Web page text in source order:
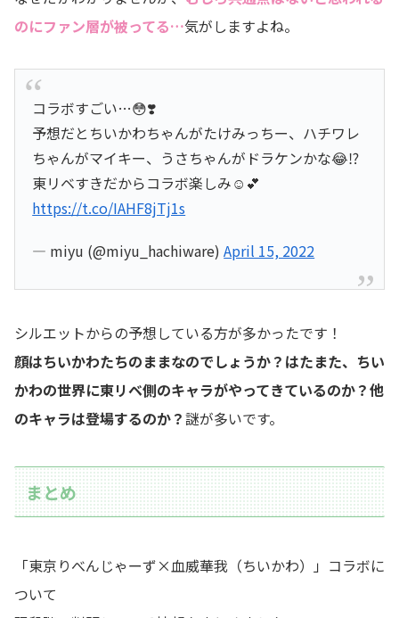
のにファン層が被ってる…気がしますよね。
コラボすごい…😳❣️
予想だとちいかわちゃんがたけみっちー、ハチワレ
ちゃんがマイキー、うさちゃんがドラケンかな😂⁉️
東リベすきだからコラボ楽しみ☺️💕
https://t.co/IAHF8jTj1s
— miyu (@miyu_hachiware)April 15, 2022
シルエットからの予想している方が多かったです！
顔はちいかわたちのままなのでしょうか？はたまた、ちい
かわの世界に東リベ側のキャラがやってきているのか？他
のキャラは登場するのか？謎が多いです。
まとめ
「東京りべんじゃーず×血威華我（ちいかわ）」コラボに
ついて